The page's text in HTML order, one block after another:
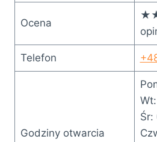
Ocena
Telefon
Godziny otwarcia
Śr: